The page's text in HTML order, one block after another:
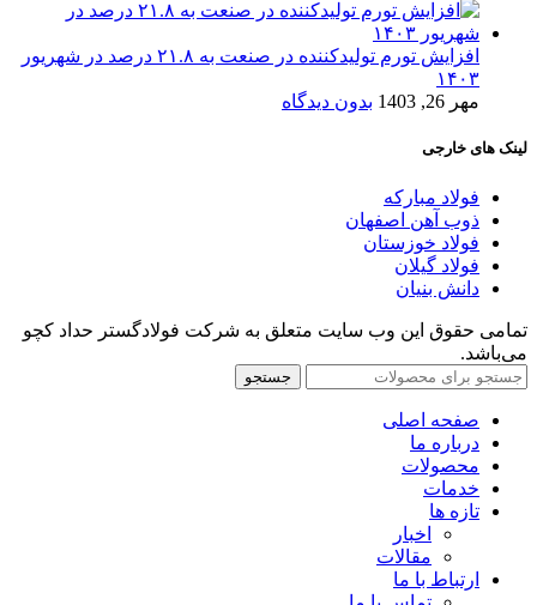
افزایش تورم تولیدکننده در صنعت به ۲۱.۸ درصد در شهریور
۱۴۰۳
مهر 26, 1403
بدون دیدگاه
لینک های خارجی
فولاد مبارکه
ذوب آهن اصفهان
فولاد خوزستان
فولاد گیلان
دانش بنیان
تمامی حقوق این وب سایت متعلق به شرکت فولادگستر حداد کچو
می‌باشد.
جستجو
صفحه اصلی
درباره ما
محصولات
خدمات
تازه ها
اخبار
مقالات
ارتباط با ما